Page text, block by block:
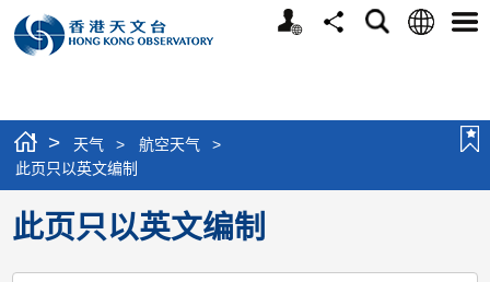
个
分
搜
语
选
> 天气 > 航空天气
>
此页只以英文编制
此页只以英文编制